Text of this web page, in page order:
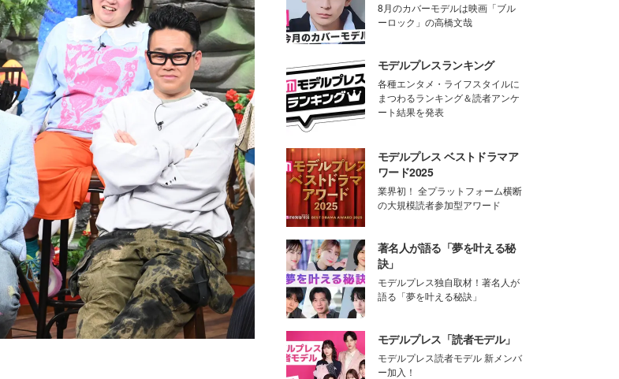
8月のカバーモデルは映画「ブル
ーロック」の高橋文哉
モデルプレスランキング
各種エンタメ・ライフスタイルに
まつわるランキング＆読者アンケ
ート結果を発表
モデルプレス ベストドラマア
ワード2025
業界初！ 全プラットフォーム横断
の大規模読者参加型アワード
著名人が語る「夢を叶える秘
訣」
モデルプレス独自取材！著名人が
語る「夢を叶える秘訣」
モデルプレス「読者モデル」
モデルプレス読者モデル 新メンバ
ー加入！